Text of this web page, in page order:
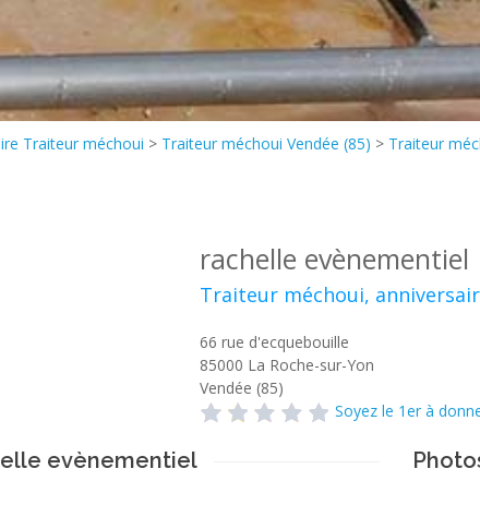
Traiteur méchoui > Traiteur méchoui Vendée (85) > Traiteur
rachelle evènementiel
Traiteur méchoui,
66 rue d'ecquebouille
85000 La Roche-sur-Yon
Vendée (85)
Soyez le 1er à
evènementiel